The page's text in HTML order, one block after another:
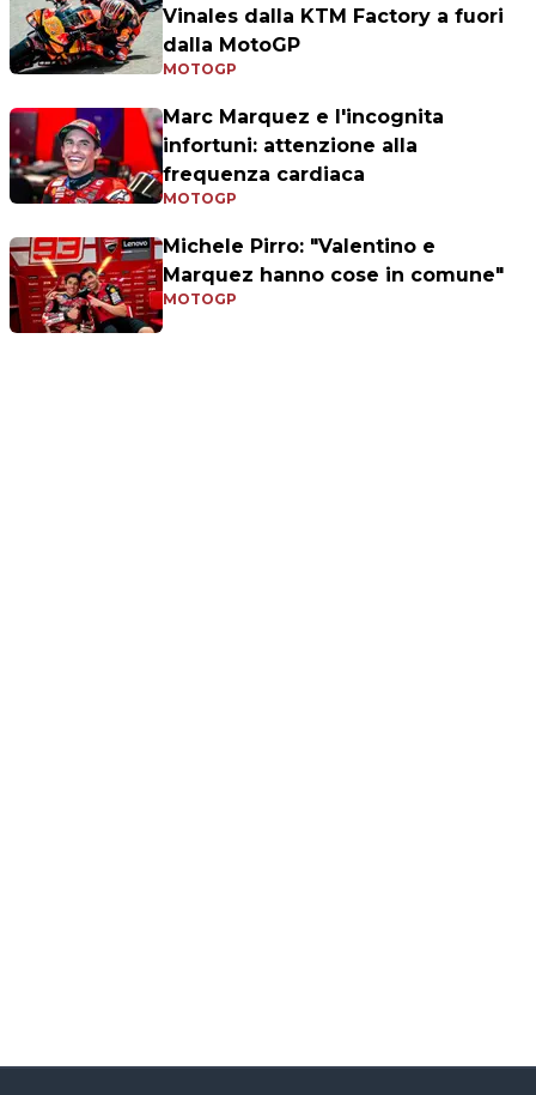
Vinales dalla KTM Factory a fuori
dalla MotoGP
MOTOGP
Marc Marquez e l'incognita
infortuni: attenzione alla
frequenza cardiaca
MOTOGP
Michele Pirro: "Valentino e
Marquez hanno cose in comune"
MOTOGP